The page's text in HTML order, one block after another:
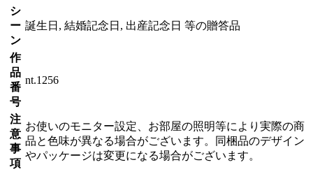
シ
ー
ン
誕生日, 結婚記念日, 出産記念日 等の贈答品
作
品
番
号
nt.1256
注
意
事
項
お使いのモニター設定、お部屋の照明等により実際の商
品と色味が異なる場合がございます。同梱品のデザイン
やパッケージは変更になる場合がございます。